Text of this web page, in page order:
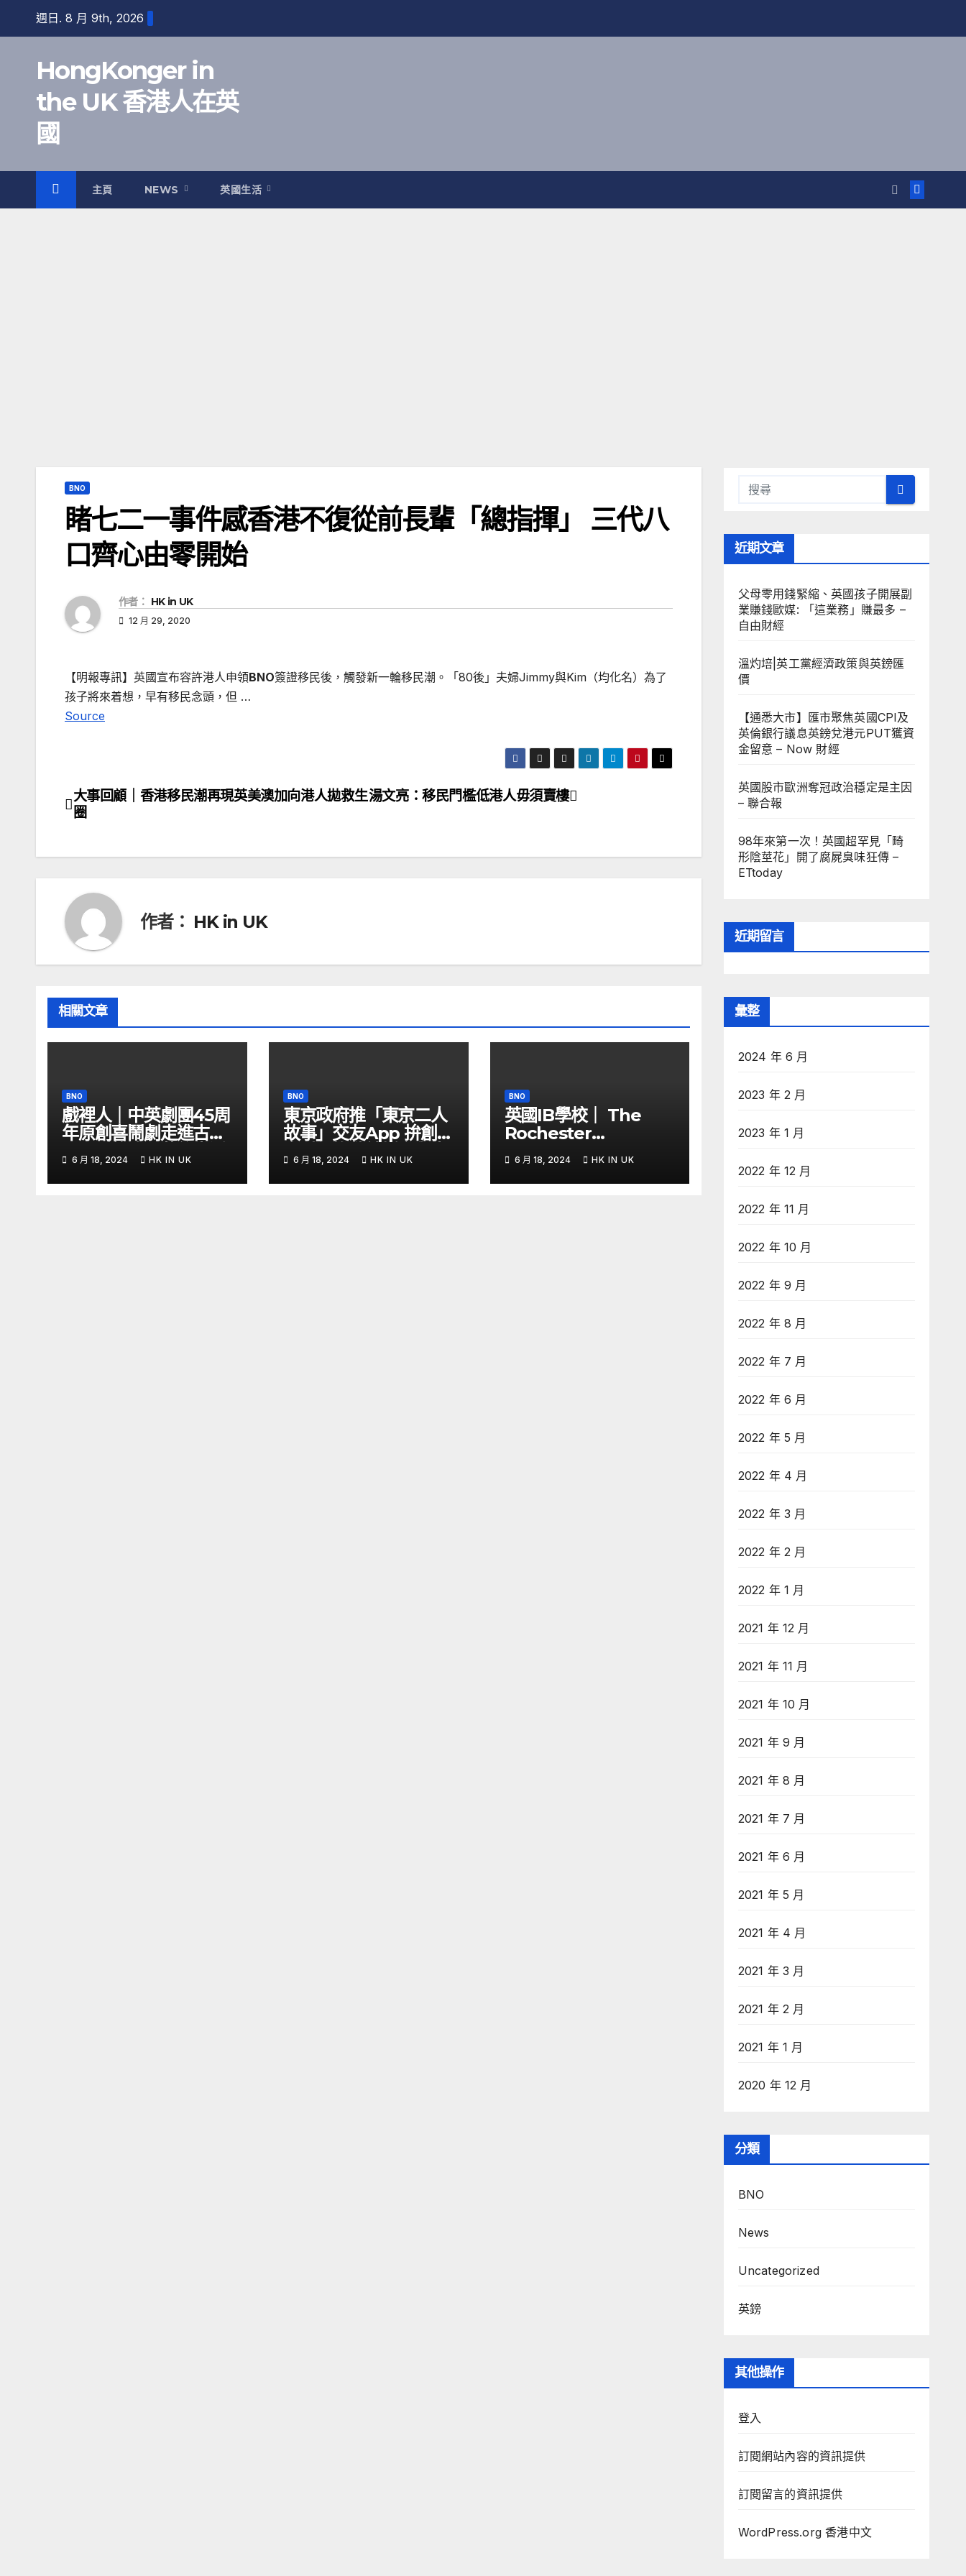
週日. 8 月 9th, 2026
HongKonger in
the UK 香港人在英
國
主頁 NEWS 英國生活
BNO
睹七二一事件感香港不復從前長輩「總指揮」 三代八
口齊心由零開始
作者： HK in UK
12 月 29, 2020
【明報專訊】英國宣布容許港人申領BNO簽證移民後，觸發新一輪移民潮。「80後」夫婦Jimmy與Kim（均化名）為了
孩子將來着想，早有移民念頭，但 …
Source
文
導
覽
湯文亮：移民門檻低港人毋須賣樓
大事回顧｜香港移民潮再現英美澳加向港人拋救生
圈
作者： HK in UK
相關文章
BNO
戲裡人｜中英劇團45周
年原創喜鬧劇走進古怪
又可愛的演員幕後生活
– YouTube
6 月 18, 2024 HK IN UK
BNO
東京政府推「東京二人
故事」交友App 拚創更
多愛侶挽救結婚率與生
育率｜Yahoo Hong
Kong
6 月 18, 2024 HK IN UK
BNO
英國IB學校｜ The
Rochester
Grammar School IB
課程全國第六少數獲認
證的Thinking School
6 月 18, 2024 HK IN UK
近期文章
父母零用錢緊縮、英國孩子開展副
業賺錢歐媒: 「這業務」賺最多 –
自由財經
溫灼培|英工黨經濟政策與英鎊匯
價
【通悉大市】匯市聚焦英國CPI及
英倫銀行議息英鎊兌港元PUT獲資
金留意 – Now 財經
英國股市歐洲奪冠政治穩定是主因
– 聯合報
98年來第一次！英國超罕見「畸
形陰莖花」開了腐屍臭味狂傳 –
ETtoday
近期留言
彙整
2024 年 6 月
2023 年 2 月
2023 年 1 月
2022 年 12 月
2022 年 11 月
2022 年 10 月
2022 年 9 月
2022 年 8 月
2022 年 7 月
2022 年 6 月
2022 年 5 月
2022 年 4 月
2022 年 3 月
2022 年 2 月
2022 年 1 月
2021 年 12 月
2021 年 11 月
2021 年 10 月
2021 年 9 月
2021 年 8 月
2021 年 7 月
2021 年 6 月
2021 年 5 月
2021 年 4 月
2021 年 3 月
2021 年 2 月
2021 年 1 月
2020 年 12 月
分類
BNO
News
Uncategorized
英鎊
其他操作
登入
訂閱網站內容的資訊提供
訂閱留言的資訊提供
WordPress.org 香港中文